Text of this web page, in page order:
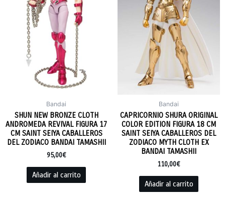
Bandai
SHUN NEW BRONZE CLOTH
ANDROMEDA REVIVAL FIGURA 17
CM SAINT SEIYA CABALLEROS
DEL ZODIACO BANDAI TAMASHII
95,00€
Añadir al carrito
Bandai
CAPRICORNIO SHURA ORIGINAL
COLOR EDITION FIGURA 18 CM
SAINT SEIYA CABALLEROS DEL
ZODIACO MYTH CLOTH EX
BANDAI TAMASHII
110,00€
Añadir al carrito